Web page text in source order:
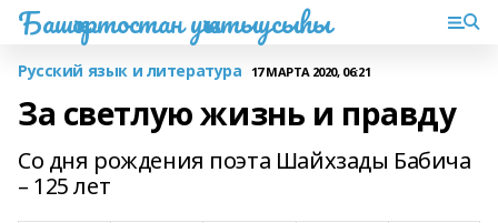
Башҡортостан уҡытыусыһы
Русский язык и литература 17 МАРТА 2020, 06:21
За светлую жизнь и правду
Со дня рождения поэта Шайхзады Бабича
– 125 лет